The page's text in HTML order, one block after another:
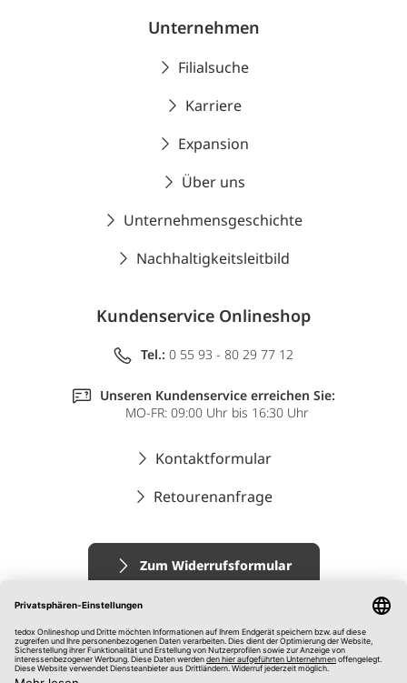
Unternehmen
Filialsuche
Karriere
Expansion
Über uns
Unternehmensgeschichte
Nachhaltigkeitsleitbild
Kundenservice Onlineshop
Tel.: 0 55 93 - 80 29 77 12
Unseren Kundenservice erreichen Sie:
MO-FR: 09:00 Uhr bis 16:30 Uhr
Kontaktformular
Retourenanfrage
Zum Widerrufsformular
Impressum
AGB